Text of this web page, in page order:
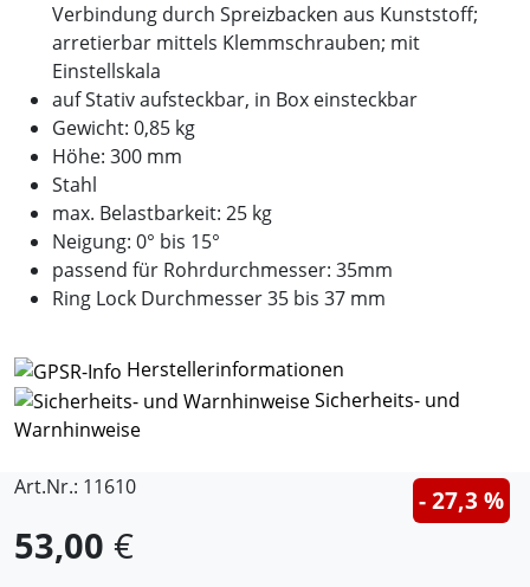
Verbindung durch Spreizbacken aus Kunststoff;
arretierbar mittels Klemmschrauben; mit
Einstellskala
auf Stativ aufsteckbar, in Box einsteckbar
Gewicht: 0,85 kg
Höhe: 300 mm
Stahl
max. Belastbarkeit: 25 kg
Neigung: 0° bis 15°
passend für Rohrdurchmesser: 35mm
Ring Lock Durchmesser 35 bis 37 mm
Herstellerinformationen
Sicherheits- und
Warnhinweise
Art.Nr.: 11610
53,00 €
- 27,3 %